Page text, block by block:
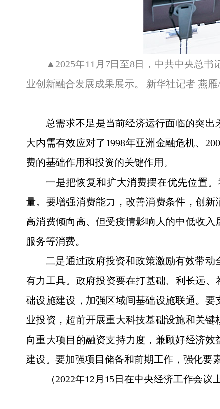
▲2025年11月7日至8日，中共中央总
业创新融合发展成果展示。 新华社记者 燕雁
总需求不足是当前经济运行面临的突
大内需有效应对了1998年亚洲金融危机、
费的基础作用和投资的关键作用。
一是把恢复和扩大消费摆在优先位置
量。要增强消费能力，改善消费条件，创
高消费倾向高、但受疫情影响大的中低收
服务等消费。
二是通过政府投资和政策激励有效带
有力工具。政府投资要在打基础、利长远
础设施建设，加强区域间基础设施联通。
业投资，超前开展重大科技基础设施和关
向重大项目的融资支持力度，兼顾好经济
建设。要加强项目储备和前期工作，强化要
（2022年12月15日在中央经济工作会议